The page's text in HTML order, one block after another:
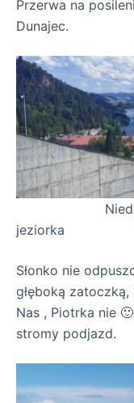
Przerwa na
Dunajec.
Niedawno
jeziorka
Słonko nie
głęboką
Nas , Piotrka nie
stromy podjazd.